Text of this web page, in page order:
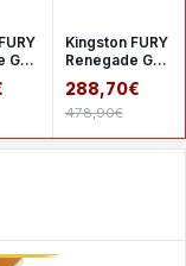
G5
Kingston FURY
Renegade G5 -
288,70€
478,90€